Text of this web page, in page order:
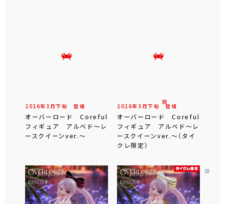
2026年3 月下旬 登場
オーバーロード Coreful
フィギュア アルベド～レ
ースクイーンver.～
2026年3 月下旬 登場
オーバーロード Coreful
フィギュア アルベド～レ
ースクイーンver.～（タイ
クレ限定）